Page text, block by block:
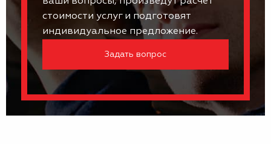
стоимости услуг и подготовят
индивидуальное предложение.
Задать вопрос